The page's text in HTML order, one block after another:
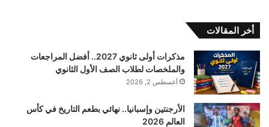
أخر المقالات
مذكرات أولى ثانوي 2027.. أفضل المراجعات
والملخصات لطلاب الصف الأول الثانوي
أغسطس 2, 2026
الأرجنتين وإسبانيا.. نهائي بطعم التاريخ في كأس
العالم 2026